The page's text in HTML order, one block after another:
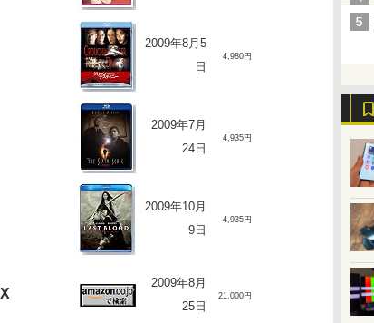
2009年8月5
日
4,980円
2009年7月
24日
4,935円
2009年10月
9日
4,935円
2009年8月
25日
21,000円